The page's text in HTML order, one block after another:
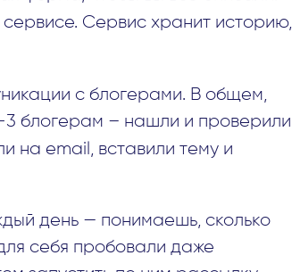
Сервис хранит историю,
с блогерами. В общем,
3 блогерам – нашли и проверили
на email, вставили тему и
день — понимаешь, сколько
себя пробовали даже